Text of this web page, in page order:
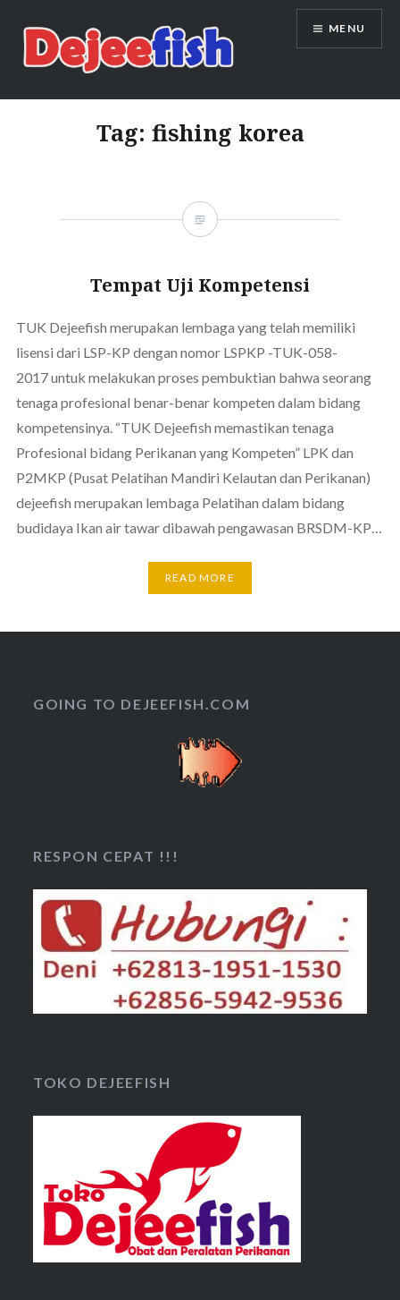
content
DEJEEFISH | PRODUSEN BENIH
IKAN BERKUALITAS INDONESIA
MENU
Tag: fishing korea
Tempat Uji Kompetensi
TUK Dejeefish merupakan lembaga yang telah memiliki
lisensi dari LSP-KP dengan nomor LSPKP -TUK-058-
2017 untuk melakukan proses pembuktian bahwa seorang
tenaga profesional benar-benar kompeten dalam bidang
kompetensinya. “TUK Dejeefish memastikan tenaga
Profesional bidang Perikanan yang Kompeten” LPK dan
P2MKP (Pusat Pelatihan Mandiri Kelautan dan Perikanan)
dejeefish merupakan lembaga Pelatihan dalam bidang
budidaya Ikan air tawar dibawah pengawasan BRSDM-KP…
READ MORE
GOING TO DEJEEFISH.COM
RESPON CEPAT !!!
TOKO DEJEEFISH